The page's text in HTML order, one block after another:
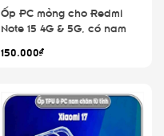
Ốp PC mỏng cho Redmi
Note 15 4G & 5G, có nam
150.000₫